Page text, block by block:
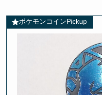
ポケモンコインPickup